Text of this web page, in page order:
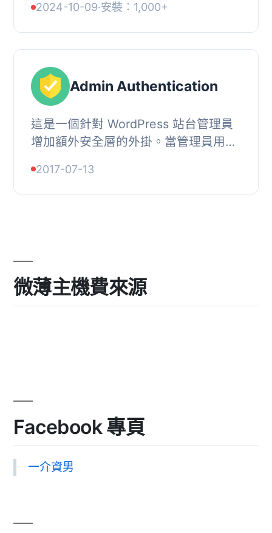
使用簡單，可透過 shortcode 顯示和
添加成績，並...
2024-10-09·安裝：1,000+
Admin Authentication
這是一個針對 WordPress 站台管理員
增加額外安全層的外掛。當管理員用戶
證，才能夠訪問站點或 wp-admin 控制
台。在登入表...
2017-07-13
微薄主機費來源
Facebook 專頁
一介資男